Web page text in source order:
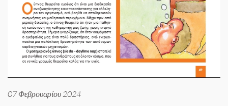
07 Φεβρουαρίου 2024